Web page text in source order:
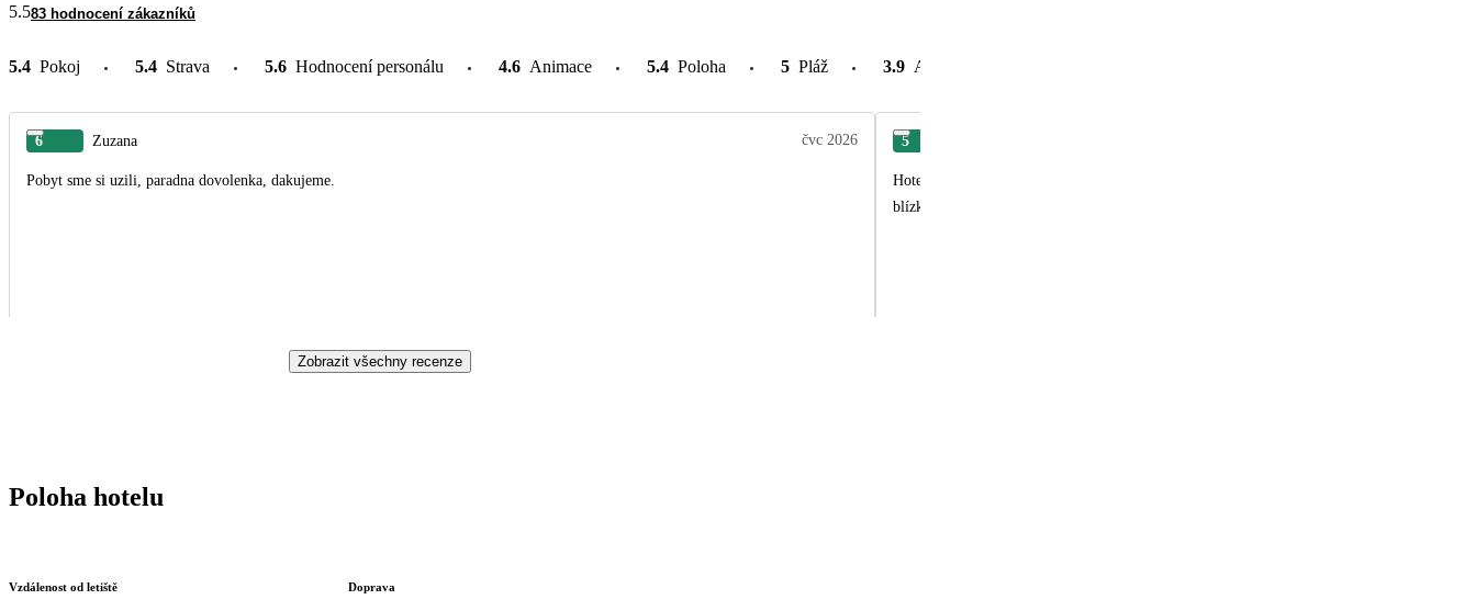
5.583 hodnocení zákazníků
5.4 Pokoj 5.4 Strava 5.6 Hodnocení personálu 4.6 Animace 5.4 Poloha 5 Pláž 3.9 Atrakce v okolí
6 Zuzana čvc 2026
Pobyt sme si uzili, paradna dovolenka, dakujeme.
5
Hotel klidný, příjemný a ochotný personál. Co bych vytkla, je kouření kolem bazénu, v aquaparku a u restaurace když jsou v
blízkosti děti, nekuřáci ...
Zobrazit všechny recenze
Poloha hotelu
Vzdálenost od letiště Doprava